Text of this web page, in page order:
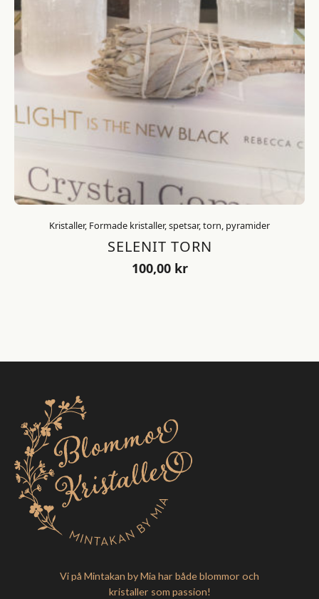
Kristaller, Formade kristaller, spetsar, torn, pyramider
SELENIT TORN
100,00 kr
Vi på Mintakan by Mia har både blommor och
kristaller som passion!